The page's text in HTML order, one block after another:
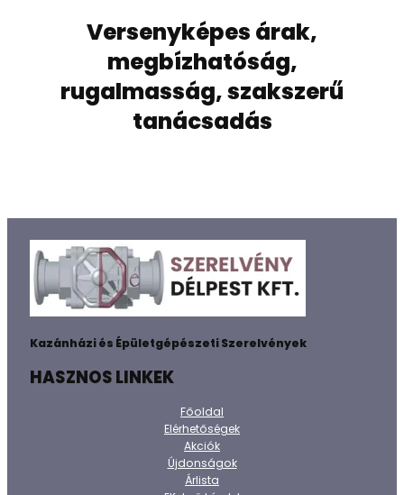
Versenyképes árak,
megbízhatóság,
rugalmasság, szakszerű
tanácsadás
Kazánházi és Épületgépészeti Szerelvények
HASZNOS LINKEK
Főoldal
Elérhetőségek
Akciók
Újdonságok
Árlista